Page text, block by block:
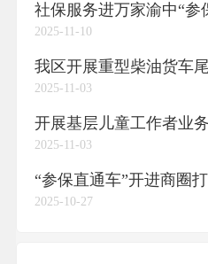
2025-11-10
2025-11-03
2025-11-03
2025-10-27